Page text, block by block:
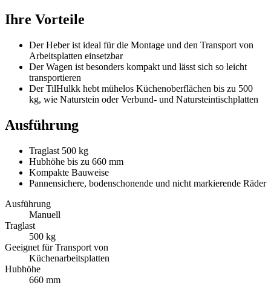
Ihre Vorteile
Der Heber ist ideal für die Montage und den Transport von
Arbeitsplatten einsetzbar
Der Wagen ist besonders kompakt und lässt sich so leicht
transportieren
Der TilHulkk hebt mühelos Küchenoberflächen bis zu 500
kg, wie Naturstein oder Verbund- und Natursteintischplatten
Ausführung
Traglast 500 kg
Hubhöhe bis zu 660 mm
Kompakte Bauweise
Pannensichere, bodenschonende und nicht markierende Räder
Ausführung
Manuell
Traglast
500 kg
Geeignet für Transport von
Küchenarbeitsplatten
Hubhöhe
660 mm